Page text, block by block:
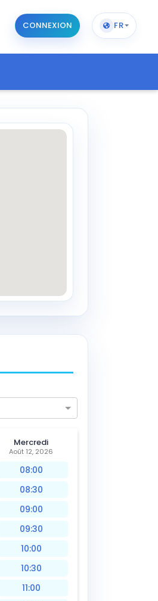
CONNEXION FR
Mercredi
Août 12, 2026
08:00
08:30
09:00
09:30
10:00
10:30
11:00